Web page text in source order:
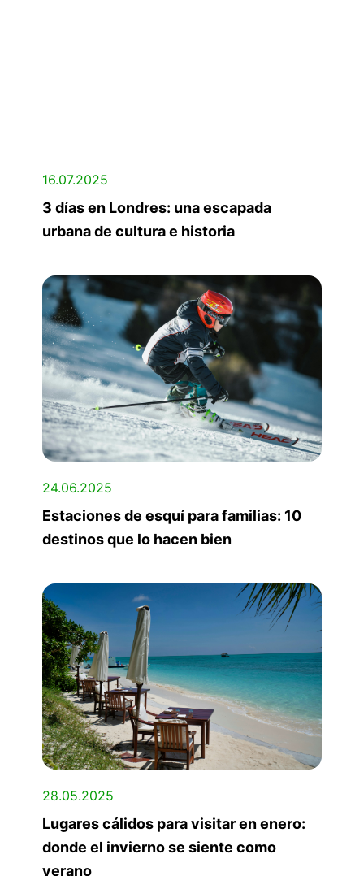
16.07.2025
3 días en Londres: una escapada
urbana de cultura e historia
24.06.2025
Estaciones de esquí para familias: 10
destinos que lo hacen bien
28.05.2025
Lugares cálidos para visitar en enero:
donde el invierno se siente como
verano